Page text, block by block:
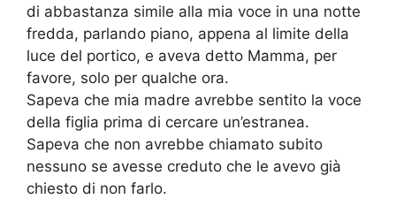
di abbastanza simile alla mia voce in una notte
fredda, parlando piano, appena al limite della
luce del portico, e aveva detto Mamma, per
favore, solo per qualche ora.
Sapeva che mia madre avrebbe sentito la voce
della figlia prima di cercare un’estranea.
Sapeva che non avrebbe chiamato subito
nessuno se avesse creduto che le avevo già
chiesto di non farlo.